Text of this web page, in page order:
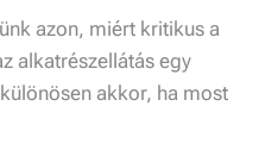
azon, miért kritikus a
alkatrészellátás egy
akkor, ha most